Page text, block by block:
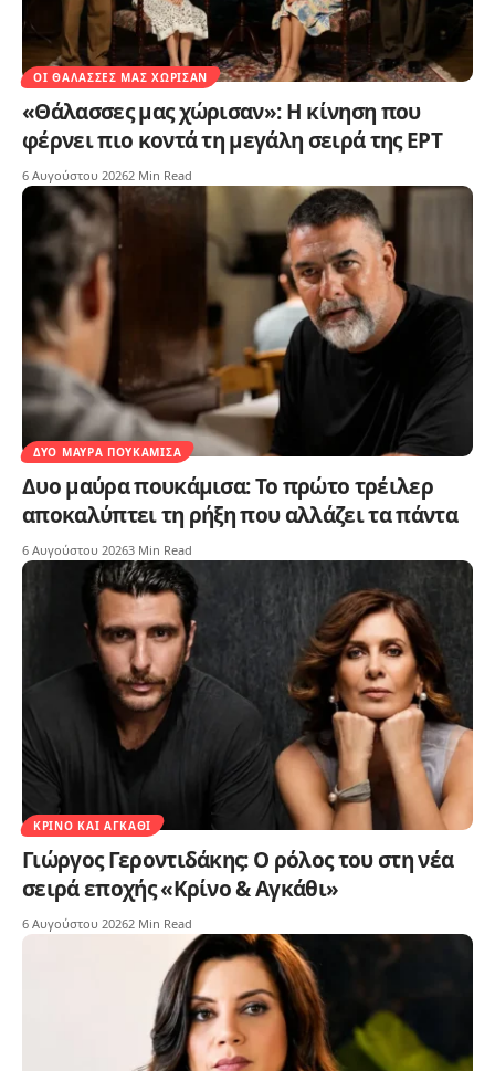
ΟΙ ΘΆΛΑΣΣΕΣ ΜΑΣ ΧΏΡΙΣΑΝ
«Θάλασσες μας χώρισαν»: Η κίνηση που
φέρνει πιο κοντά τη μεγάλη σειρά της ΕΡΤ
6 Αυγούστου 20262 Min Read
ΔΥΟ ΜΑΎΡΑ ΠΟΥΚΆΜΙΣΑ
Δυο μαύρα πουκάμισα: Το πρώτο τρέιλερ
αποκαλύπτει τη ρήξη που αλλάζει τα πάντα
6 Αυγούστου 20263 Min Read
ΚΡΊΝΟ ΚΑΙ ΑΓΚΆΘΙ
Γιώργος Γεροντιδάκης: Ο ρόλος του στη νέα
σειρά εποχής «Κρίνο & Αγκάθι»
6 Αυγούστου 20262 Min Read